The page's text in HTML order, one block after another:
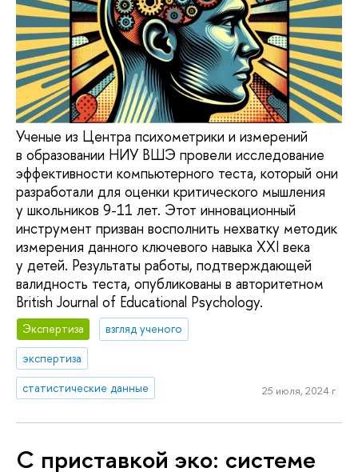
Ученые из Центра психометрики и измерений
в образовании НИУ ВШЭ провели исследование
эффективности компьютерного теста, который они
разработали для оценки критического мышления
у школьников 9-11 лет. Этот инновационный
инструмент призван восполнить нехватку методик
измерения данного ключевого навыка XXI века
у детей. Результаты работы, подтверждающей
валидность теста, опубликованы в авторитетном
British Journal of Educational Psychology.
Экспертиза
взгляд ученого
экспертиза
статистические данные
25 июля, 2024 г.
С приставкой эко: системе